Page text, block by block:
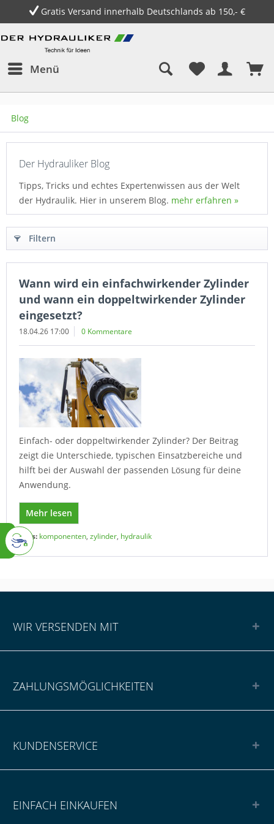
Gratis Versand innerhalb Deutschlands ab 150,- €
Menü
Blog
Der Hydrauliker Blog
Tipps, Tricks und echtes Expertenwissen aus der Welt
der Hydraulik. Hier in unserem Blog. mehr erfahren »
Filtern
Wann wird ein einfachwirkender Zylinder
und wann ein doppeltwirkender Zylinder
eingesetzt?
18.04.26 17:00 0 Kommentare
Einfach- oder doppeltwirkender Zylinder? Der Beitrag
zeigt die Unterschiede, typischen Einsatzbereiche und
hilft bei der Auswahl der passenden Lösung für deine
Anwendung.
Mehr lesen
Tags: komponenten, zylinder, hydraulik
WIR VERSENDEN MIT
ZAHLUNGSMÖGLICHKEITEN
KUNDENSERVICE
EINFACH EINKAUFEN